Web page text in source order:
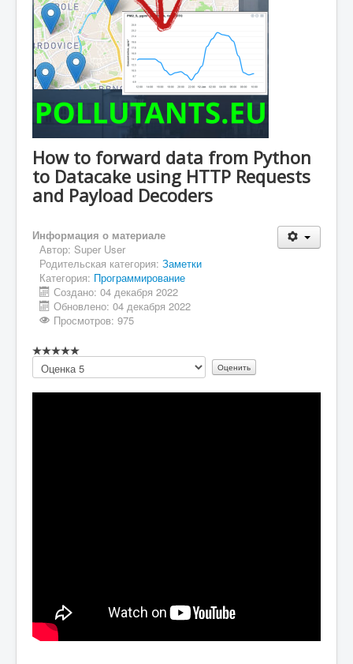
How to forward data from Python
to Datacake using HTTP Requests
and Payload Decoders
Информация о материале
Автор: Super User
Родительская категория: Заметки
Категория: Программирование
Создано: 04 декабря 2022
Обновлено: 04 декабря 2022
Просмотров: 975
Пожалуйста,
оцените